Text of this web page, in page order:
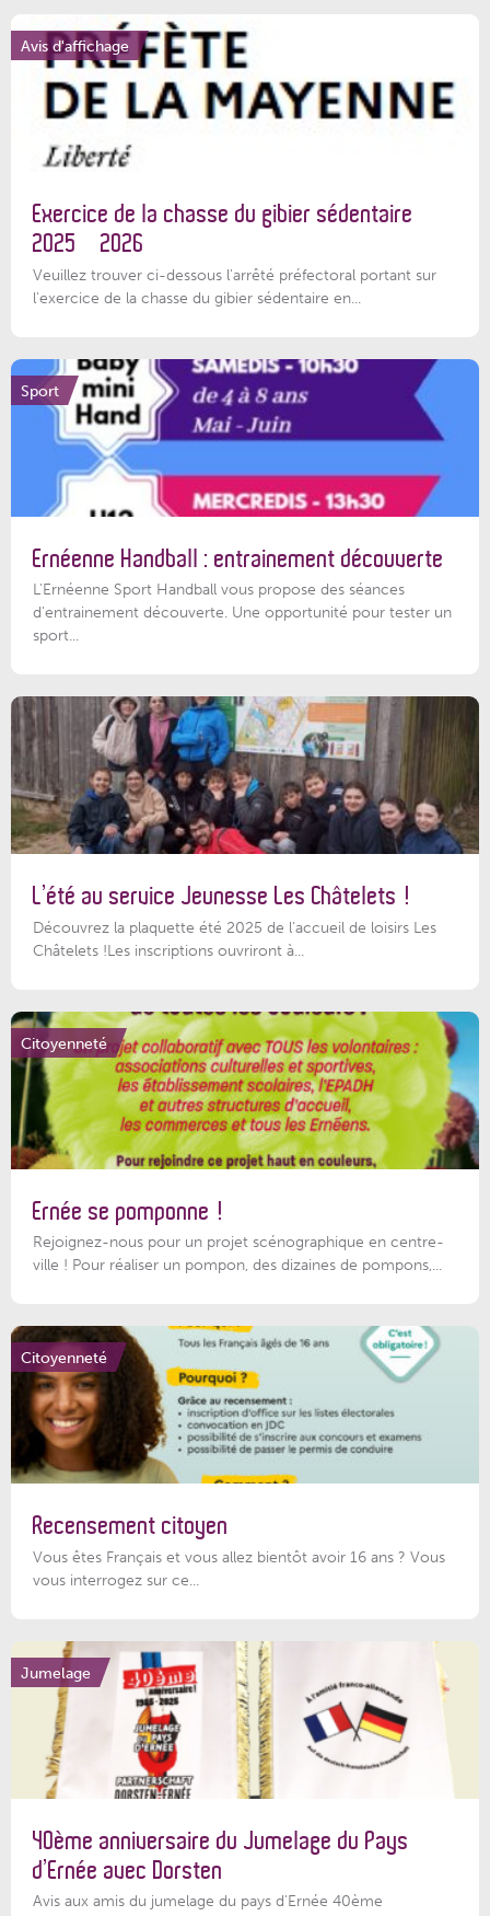
Avis d'affichage
Exercice de la chasse du gibier sédentaire
2025 – 2026
Veuillez trouver ci-dessous l'arrêté préfectoral portant sur
l'exercice de la chasse du gibier sédentaire en...
Sport
Ernéenne Handball : entrainement découverte
L'Ernéenne Sport Handball vous propose des séances
d'entrainement découverte. Une opportunité pour tester un
sport...
L’été au service Jeunesse Les Châtelets !
Découvrez la plaquette été 2025 de l’accueil de loisirs Les
Châtelets !Les inscriptions ouvriront à...
Citoyenneté
Ernée se pomponne !
Rejoignez-nous pour un projet scénographique en centre-
ville ! Pour réaliser un pompon, des dizaines de pompons,...
Citoyenneté
Recensement citoyen
Vous êtes Français et vous allez bientôt avoir 16 ans ? Vous
vous interrogez sur ce...
Jumelage
40ème anniversaire du Jumelage du Pays
d’Ernée avec Dorsten
Avis aux amis du jumelage du pays d'Ernée 40ème